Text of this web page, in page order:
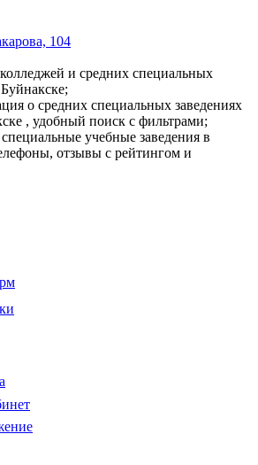
104
и средних специальных
о средних специальных заведениях
, удобный поиск с фильтрами;
учебные заведения в
отзывы с рейтингом и